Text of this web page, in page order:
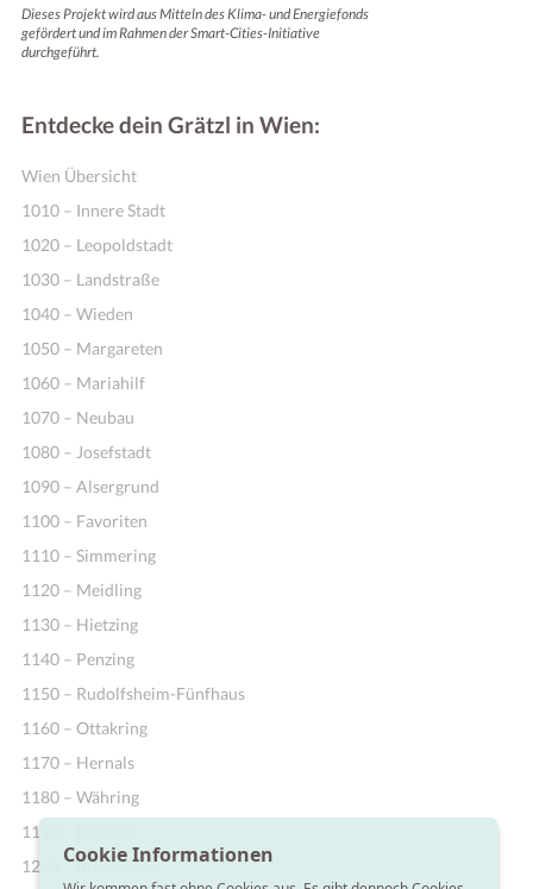
Dieses Projekt wird aus Mitteln des Klima- und Energiefonds
gefördert und im Rahmen der Smart-Cities-Initiative
durchgeführt.
Entdecke dein Grätzl in Wien:
Wien Übersicht
1010 – Innere Stadt
1020 – Leopoldstadt
1030 – Landstraße
1040 – Wieden
1050 – Margareten
1060 – Mariahilf
1070 – Neubau
1080 – Josefstadt
1090 – Alsergrund
1100 – Favoriten
1110 – Simmering
1120 – Meidling
1130 – Hietzing
1140 – Penzing
1150 – Rudolfsheim-Fünfhaus
1160 – Ottakring
1170 – Hernals
1180 – Währing
1190 – Döbling
1200 – Brigittenau
Cookie Informationen